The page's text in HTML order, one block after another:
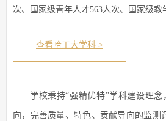
次、国家级青年人才563人次、国家级教
查看哈工大学科 >
学校秉持“强精优特”学科建设理
向，完善质量、特色、贡献导向的监测